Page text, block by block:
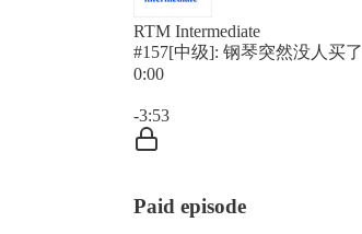
RTM Intermediate
#157[中级]: 钢琴突然没人买了
0:00
-3:53
Paid episode